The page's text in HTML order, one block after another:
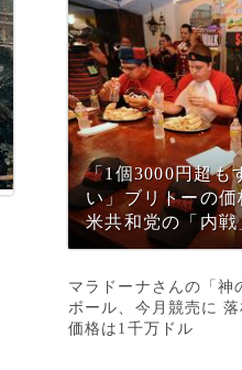
「1個3000円超も
い」ブリトーの
米共和党の「内
マラドーナさんの「神
ボール、今月競売に
価格は1千万ドル